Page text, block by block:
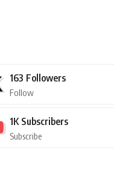
163 Followers
Follow
1K Subscribers
Subscribe